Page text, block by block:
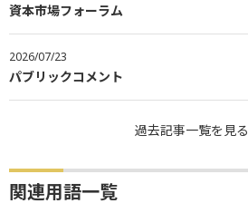
資本市場フォーラム
2026/07/23
パブリックコメント
過去記事一覧を見る
関連用語一覧